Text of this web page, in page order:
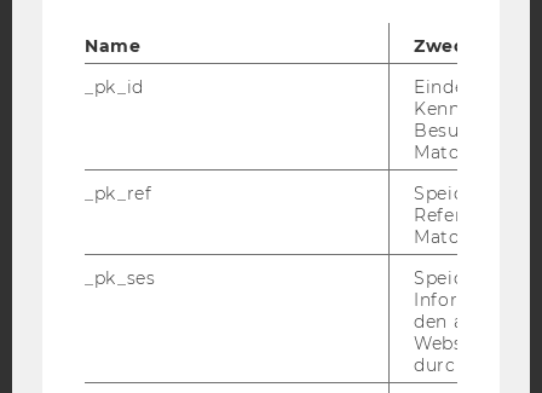
Bluesky
IMPRESSUM
BARRIEREFREIHEITSERKLÄRUNG WEBSEITE
DATENSCHUTZERKLÄRUNG SOCIAL MEDIA
Name
Zweck
_pk_id
Eindeutige
Besuchers
Matomo.
_pk_ref
Speicherung
Referrers
Matomo.
_pk_ses
Speicherung
den aktuellen
durch